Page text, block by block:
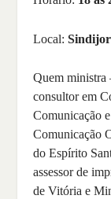
Local:
Quem ministra
consultor em
Comunicação
Comunicação
do Espírito
assessor de
de Vitória e